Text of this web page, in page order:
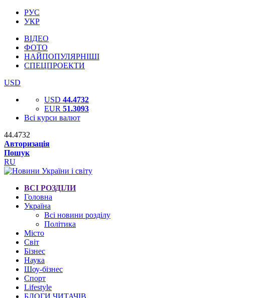
РУС
УКР
ВІДЕО
ФОТО
НАЙПОПУЛЯРНІШІ
СПЕЦПРОЕКТИ
USD
USD 44.4732
EUR 51.3093
Всі курси валют
44.4732
Авторизація
Пошук
RU
ВСІ РОЗДІЛИ
Головна
Україна
Всі новини розділу
Політика
Місто
Світ
Бізнес
Наука
Шоу-бізнес
Спорт
Lifestyle
БЛОГИ ЧИТАЧІВ